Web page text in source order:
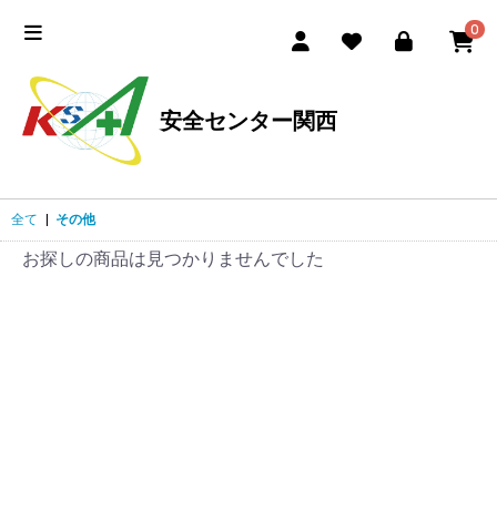
0
安全センター関西
全て その他
お探しの商品は見つかりませんでした